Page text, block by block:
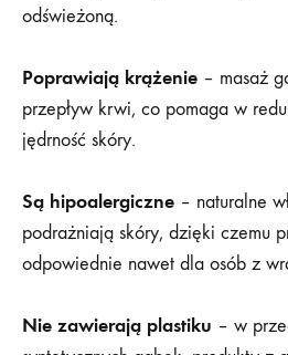
odświeżoną.
Poprawiają krążenie – masaż
przepływ krwi, co pomaga w
jędrność skóry.
Są hipoalergiczne – naturalne
podrażniają skóry, dzięki czemu
odpowiednie nawet dla osób z
Nie zawierają plastiku – w